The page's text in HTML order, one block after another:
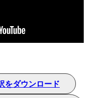
をダウンロード